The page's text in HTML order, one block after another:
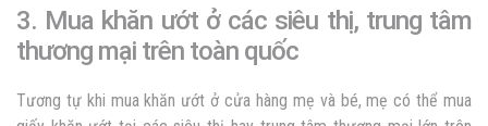
3. Mua khăn ướt ở các siêu thị, trung tâm
thương mại trên toàn quốc
Tương tự khi mua khăn ướt ở cửa hàng mẹ và bé, mẹ có thể mua